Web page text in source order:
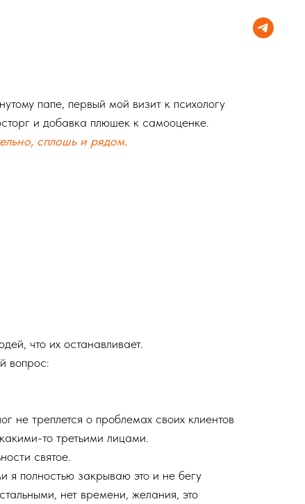
папе, первый мой визит к психологу
и добавка плюшек к самооценке.
сплошь и рядом.
что их останавливает.
вопрос:
не треплется о проблемах своих клиентов
то третьими лицами.
святое.
я полностью закрываю это и не бегу
нет времени, желания, это